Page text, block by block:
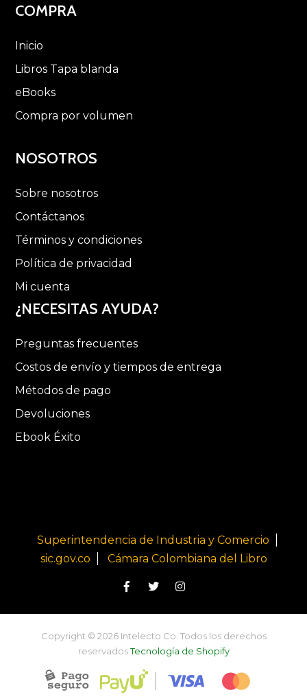
COMPRA
Inicio
Libros Tapa blanda
eBooks
Compra por volumen
NOSOTROS
Sobre nosotros
Contáctanos
Términos y condiciones
Política de privacidad
Mi cuenta
¿NECESITAS AYUDA?
Preguntas frecuentes
Costos de envío y tiempos de entrega
Métodos de pago
Devoluciones
Ebook Éxito
Superintendencia de Industria y Comercio
sic.gov.co
Cámara Colombiana del Libro
Copyright © 2026 Intelecto Co. Todos los derechos
reservadosTecnología de Shopify